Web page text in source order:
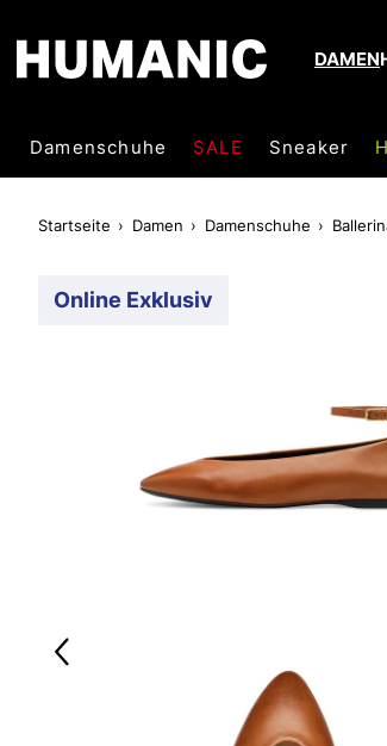
DAMEN
Damenschuhe SALE Sneaker
Startseite Damen Damenschuhe
Online Exklusiv